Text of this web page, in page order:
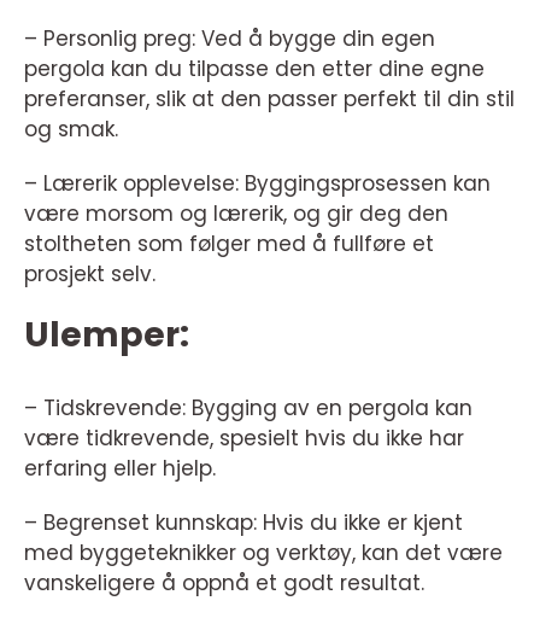
– Personlig preg: Ved å bygge din egen
pergola kan du tilpasse den etter dine egne
preferanser, slik at den passer perfekt til din stil
og smak.
– Lærerik opplevelse: Byggingsprosessen kan
være morsom og lærerik, og gir deg den
stoltheten som følger med å fullføre et
prosjekt selv.
Ulemper:
– Tidskrevende: Bygging av en pergola kan
være tidkrevende, spesielt hvis du ikke har
erfaring eller hjelp.
– Begrenset kunnskap: Hvis du ikke er kjent
med byggeteknikker og verktøy, kan det være
vanskeligere å oppnå et godt resultat.